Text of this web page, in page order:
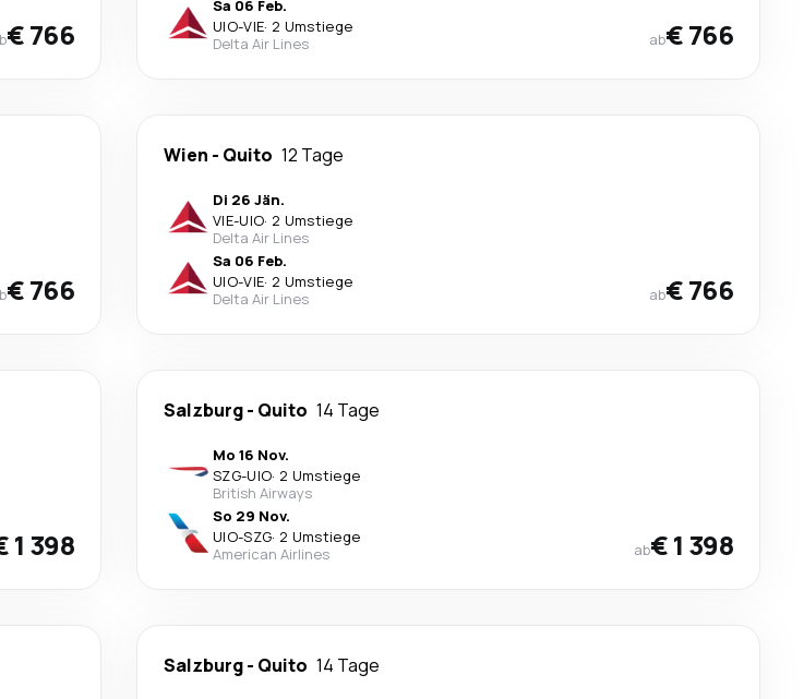
€ 766
Sa 06 Feb.
UIO-VIE· 2 Umstiege
Delta Air Lines
ab€ 766
€ 766
Wien - Quito 12 Tage
Di 26 Jän.
VIE-UIO· 2 Umstiege
Delta Air Lines
Sa 06 Feb.
UIO-VIE· 2 Umstiege
Delta Air Lines
ab€ 766
1 398
Salzburg- Quito 14 Tage
Mo 16 Nov.
SZG-UIO· 2 Umstiege
British Airways
So 29 Nov.
UIO-SZG· 2 Umstiege
American Airlines
ab€ 1 398
Salzburg- Quito 14 Tage